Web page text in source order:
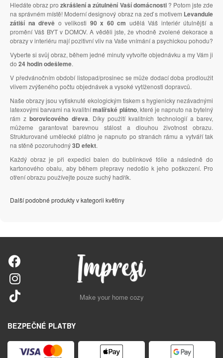
Hledáte obraz prozkrášlení a zútulnění Vaší domácnosti? Potom jste zde
na správném místě! Moderní designový obraz na zeď s motivem Levandule
zátiší na dřevě o velikosti 90 x 60 cm udělá Váš interiér útulnější a
promění Váš BYT v DOMOV. A věděli jste, že vhodně zvolené dekorace a
obrazy v interiéru mají pozitivní vliv na Vaše vnímání a psychickou pohodu?
Vyberte si svůj obraz, během jedné minuty vytvořte objednávku a my Vám ji
do 24 hodin odešleme.
V předvánočním období listopad/prosinec se může dodací doba prodloužit
vlivem zvýšeného počtu objednávek a vysoké vytíženosti dopravců.
Naše obrazy jsou vytisknuté ekologickým tiskem s hygienicky nezávadnými
latexovými barvami na kvalitnímalířské plátno, které je napnuto na bytelný
rám zborovicového dřeva. Díky použití kvalitních technologií a barev,
můžeme garantovat barevnou stálost a dlouhou životnost obrazu.
Strukturované umělecké plátno je napnuto po stranách rámu a vytváří tak
na stěně pozoruhodný3D efekt.
Každý obraz je při expedici balen do bublinkové fólie a následně do
kartonového obalu, aby během přepravy nedošlo k jeho poškození. Pro
otření obrazu používejte pouze suchý hadřík.
Další podobné produkty v kategorii květiny
Make your home cozy
BEZPEČNÉ PLATBY